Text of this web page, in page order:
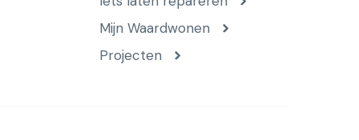
Mijn Waardwonen
Projecten